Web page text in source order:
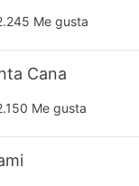
Me gusta
Cana
Me gusta